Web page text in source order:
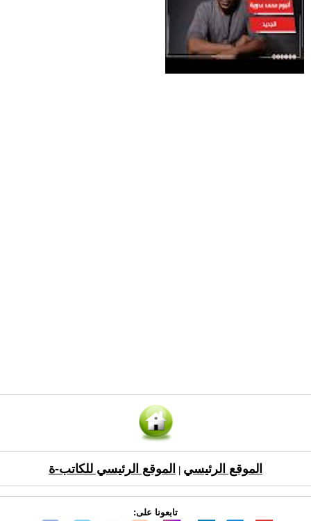
الموقع الرئيسي الموقع الرئيسي للكاتب-ة
تابعونا على: